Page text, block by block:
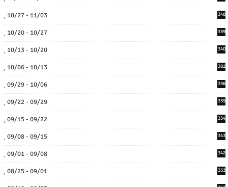
10/27 - 11/03 340
10/20 - 10/27 339
10/13 - 10/20 340
10/06 - 10/13 382
09/29 - 10/06 336
09/22 - 09/29 339
09/15 - 09/22 334
09/08 - 09/15 343
09/01 - 09/08 342
08/25 - 09/01 333